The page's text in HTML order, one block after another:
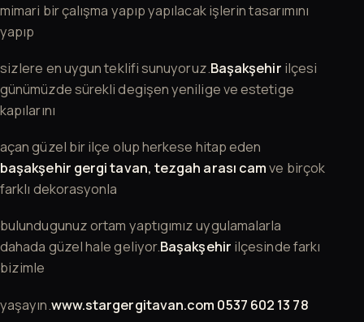
mimari bir çalışma yapıp yapılacak işlerin tasarımını
yapıp
sizlere en uygun teklifi sunuyoruz.Başakşehir ilçesi
günümüzde sürekli degişen yenilige ve estetige
kapılarını
açan güzel bir ilçe olup herkese hitap eden
başakşehir gergi tavan, tezgah arası camve birçok
farklı dekorasyonla
bulundugunuz ortam yaptıgımız uygulamalarla
dahada güzel hale geliyor.Başakşehir ilçesinde farkı
bizimle
yaşayın.www.stargergitavan.com 0537 602 13 78